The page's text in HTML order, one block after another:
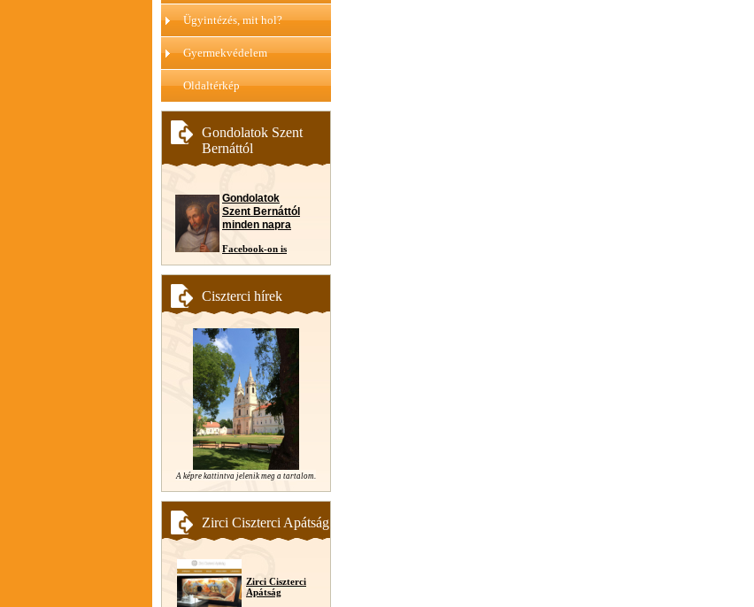
Ügyintézés, mit hol?
Gyermekvédelem
Oldaltérkép
Gondolatok Szent
Bernáttól
Gondolatok
Szent Bernáttól
minden napra
Facebook-on is
Ciszterci hírek
A képre kattintva jelenik meg a tartalom.
Zirci Ciszterci Apátság
Zirci Ciszterci
Apátság